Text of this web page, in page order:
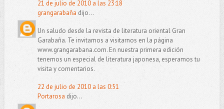
21 de julio de 2010 a las 23:18
grangarabaña dijo...
Un saludo desde la revista de literatura oriental Gran
Garabaña. Te invitamos a visitarnos en la página
www.grangarabana.com. En nuestra primera edición
tenemos un especial de literatura japonesa, esperamos tu
visita y comentarios.
22 de julio de 2010 a las 0:51
Portarosa dijo...